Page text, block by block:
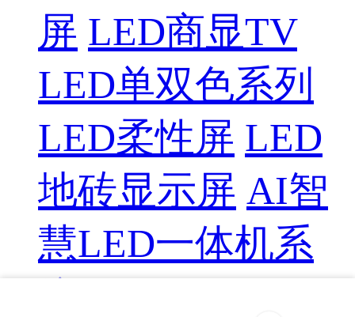
屏 LED商显TV
LED单双色系列
LED柔性屏 LED
地砖显示屏 AI智
慧LED一体机系